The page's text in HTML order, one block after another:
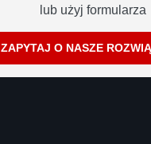
lub użyj formularza
ZAPYTAJ O NASZE